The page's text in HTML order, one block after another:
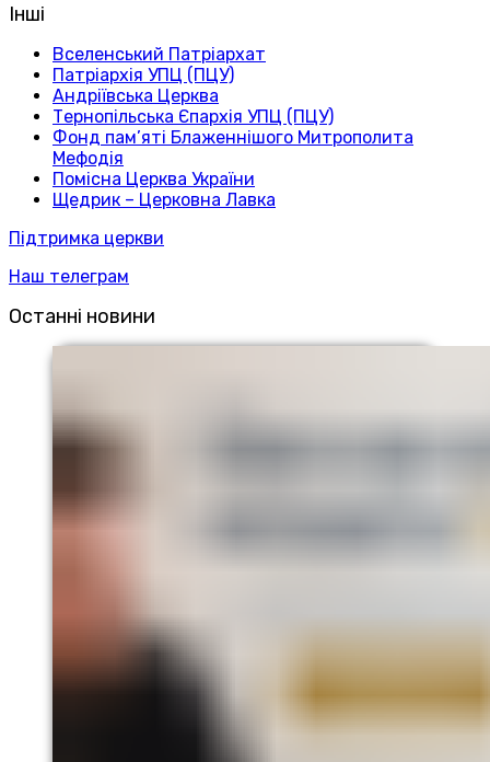
Інші
Вселенський Патріархат
Патріархія УПЦ (ПЦУ)
Андріївська Церква
Тернопільська Єпархія УПЦ (ПЦУ)
Фонд пам’яті Блаженнішого Митрополита
Мефодія
Помісна Церква України
Щедрик – Церковна Лавка
Підтримка церкви
Наш телеграм
Останні новини